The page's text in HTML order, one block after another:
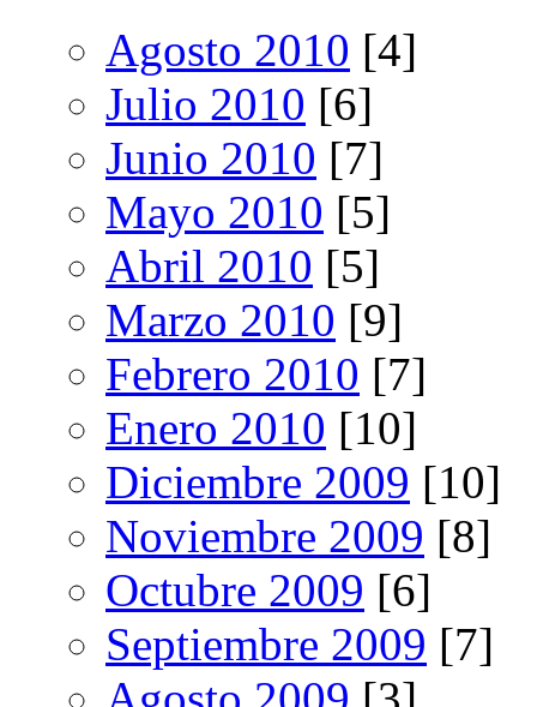
Agosto 2010 [4]
Julio 2010 [6]
Junio 2010 [7]
Mayo 2010 [5]
Abril 2010 [5]
Marzo 2010 [9]
Febrero 2010 [7]
Enero 2010 [10]
Diciembre 2009 [10]
Noviembre 2009 [8]
Octubre 2009 [6]
Septiembre 2009 [7]